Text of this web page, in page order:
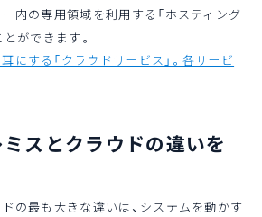
内の専用領域を利用する「ホスティング
ができます。
にする「クラウドサービス」。各サービ
スとクラウドの違いを
の最も大きな違いは、システムを動かす